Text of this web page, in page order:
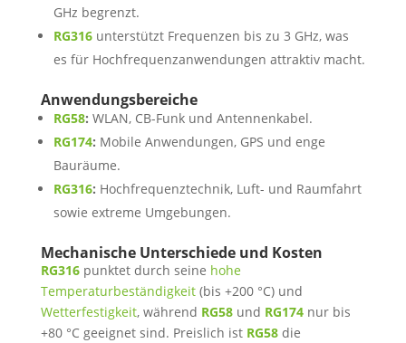
GHz begrenzt.
RG316unterstützt Frequenzen bis zu 3 GHz, was
es für Hochfrequenzanwendungen attraktiv macht.
Anwendungsbereiche
RG58: WLAN, CB-Funk und Antennenkabel.
RG174: Mobile Anwendungen, GPS und enge
Bauräume.
RG316: Hochfrequenztechnik, Luft- und Raumfahrt
sowie extreme Umgebungen.
Mechanische Unterschiede und Kosten
RG316punktet durch seine hohe
Temperaturbeständigkeit(bis +200 °C) und
Wetterfestigkeit, während RG58und RG174nur bis
+80 °C geeignet sind. Preislich ist RG58die